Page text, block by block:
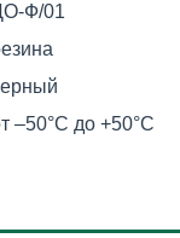
Ф/01
–50°С до +50°С